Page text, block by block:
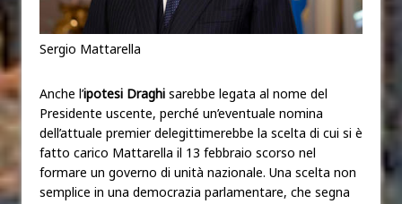
Sergio Mattarella
Anche l’ipotesi Draghi sarebbe legata al nome del
Presidente uscente, perché un’eventuale nomina
dell’attuale premier delegittimerebbe la scelta di cui si è
fatto carico Mattarella il 13 febbraio scorso nel
formare un governo di unità nazionale. Una scelta non
semplice in una democrazia parlamentare, che segna